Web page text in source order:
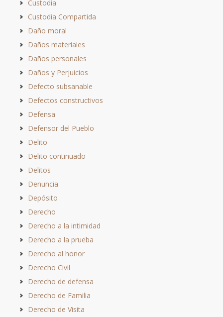
Custodia
Custodia Compartida
Daño moral
Daños materiales
Daños personales
Daños y Perjuicios
Defecto subsanable
Defectos constructivos
Defensa
Defensor del Pueblo
Delito
Delito continuado
Delitos
Denuncia
Depósito
Derecho
Derecho a la intimidad
Derecho a la prueba
Derecho al honor
Derecho Civil
Derecho de defensa
Derecho de Familia
Derecho de Visita